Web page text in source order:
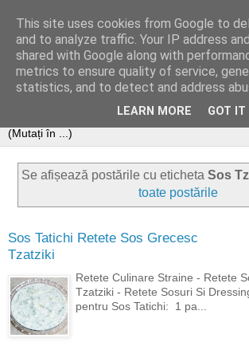
Se afișează postările cu etichetaSos
toate postările
Sos Tatichi Retete Sos Grecesc
Tzatziki
Retete Culinare Straine - Retete
Tzatziki - Retete Sosuri Si
pentru Sos Tatichi: 1 pa...
This site uses cookies from Google to
and to analyze traffic. Your IP address
shared with Google along with
metrics to ensure quality of service,
statistics, and to detect and address
LEARN MORE GOT IT